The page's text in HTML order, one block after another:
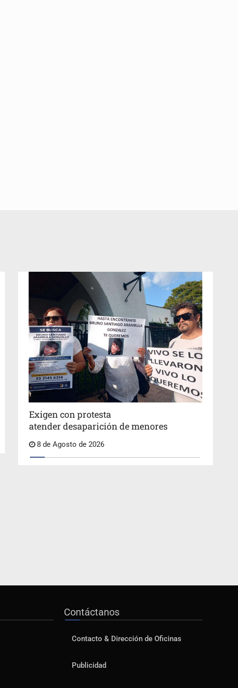
Exigen con protesta
atender desaparición de menores
8 de Agosto de 2026
Contáctanos
Contacto & Dirección de Oficinas
Publicidad